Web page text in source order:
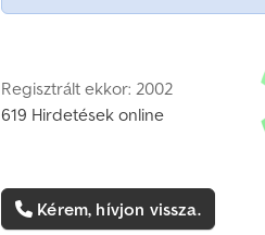
Regisztrált ekkor: 2002
619 Hirdetések online
Kérem, hívjon vissza.